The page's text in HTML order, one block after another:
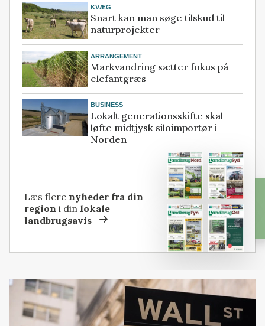
KVÆG
Snart kan man søge tilskud til
naturprojekter
ARRANGEMENT
Markvandring sætter fokus på
elefantgræs
BUSINESS
Lokalt generationsskifte skal
løfte midtjysk siloimportør i
Norden
Læs flere nyheder fra din
region i dinlokale
landbrugsavis